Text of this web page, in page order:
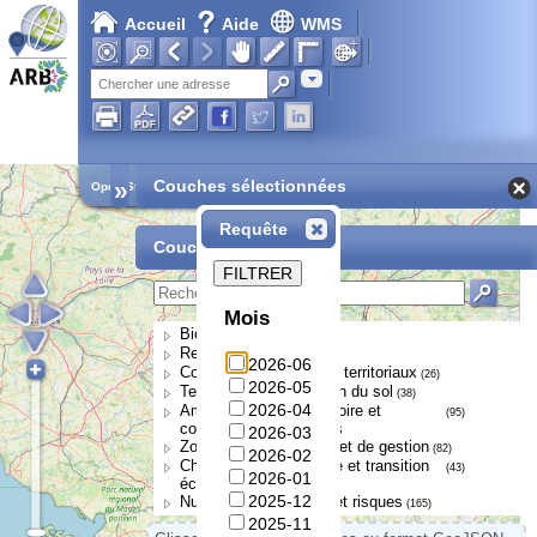
Accueil Aide WMS
Adresse
Open Street Map
» Couches sélectionnées
Couches disponibles
Biodiversité
Ressource en eau
Collectivités et acteurs territoriaux (26)
Territoires et occupation du sol (38)
Aménagement du territoire et
continuités écologiques
(95)
Zonages de protection et de gestion (82)
Changement climatique et transition
écologique
(43)
Nuisances, pressions et risques (165)
Requête
Mois
2026-06
2026-05
2026-04
2026-03
2026-02
2026-01
2025-12
2025-11
FILTRER